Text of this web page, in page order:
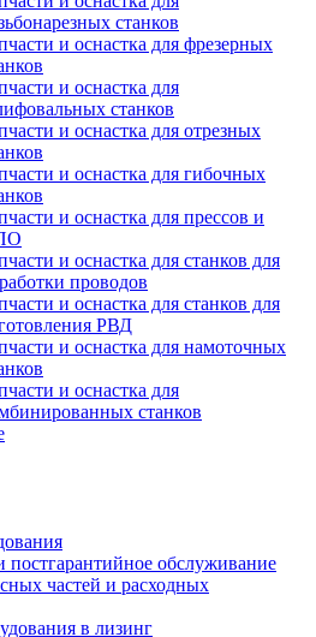
станков
и оснастка для фрезерных
и оснастка для
станков
и оснастка для отрезных
и оснастка для гибочных
и оснастка для прессов и
и оснастка для станков для
проводов
и оснастка для станков для
РВД
и оснастка для намоточных
и оснастка для
станков
постгарантийное обслуживание
частей и расходных
в лизинг